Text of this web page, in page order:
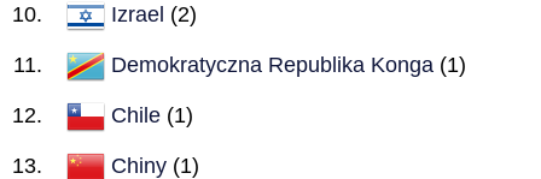
Izrael (2)
Demokratyczna Republika Konga (1)
Chile (1)
Chiny (1)